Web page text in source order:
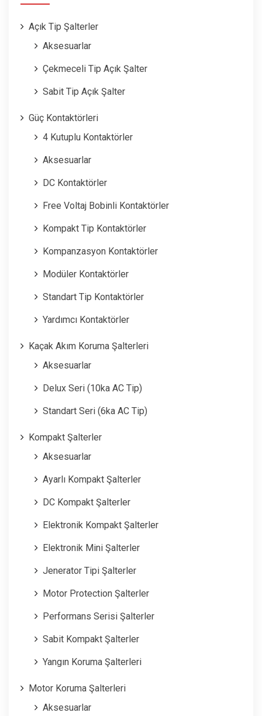
Açık Tip Şalterler
Aksesuarlar
Çekmeceli Tip Açık Şalter
Sabit Tip Açık Şalter
Güç Kontaktörleri
4 Kutuplu Kontaktörler
Aksesuarlar
DC Kontaktörler
Free Voltaj Bobinli Kontaktörler
Kompakt Tip Kontaktörler
Kompanzasyon Kontaktörler
Modüler Kontaktörler
Standart Tip Kontaktörler
Yardımcı Kontaktörler
Kaçak Akım Koruma Şalterleri
Aksesuarlar
Delux Seri (10ka AC Tip)
Standart Seri (6ka AC Tip)
Kompakt Şalterler
Aksesuarlar
Ayarlı Kompakt Şalterler
DC Kompakt Şalterler
Elektronik Kompakt Şalterler
Elektronik Mini Şalterler
Jenerator Tipi Şalterler
Motor Protection Şalterler
Performans Serisi Şalterler
Sabit Kompakt Şalterler
Yangın Koruma Şalterleri
Motor Koruma Şalterleri
Aksesuarlar